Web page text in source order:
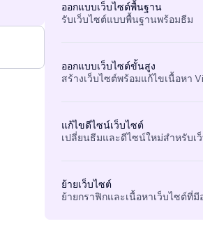
ออกแบบเว็บไซต์พื้นฐาน
รับเว็บไซต์แบบพื้นฐานพร้อมธีม
ออกแบบเว็บไซต์ขั้นสูง
สร้างเว็บไซต์พร้อมแก้ไขเนื้อหา
แก้ไขดีไซน์เว็บไซต์
เปลี่ยนธีมและดีไซน์ใหม่สำหรับเ
ย้ายเว็บไซต์
ย้ายกราฟิกและเนื้อหาเว็บไซต์ที่มี